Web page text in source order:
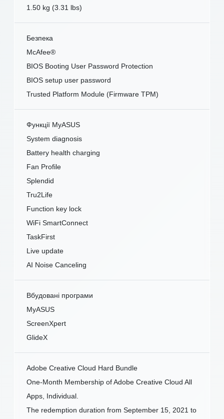
1.50 kg (3.31 lbs)
Безпека
McAfee®
BIOS Booting User Password Protection
BIOS setup user password
Trusted Platform Module (Firmware TPM)
Функції MyASUS
System diagnosis
Battery health charging
Fan Profile
Splendid
Tru2Life
Function key lock
WiFi SmartConnect
TaskFirst
Live update
AI Noise Canceling
Вбудовані програми
MyASUS
ScreenXpert
GlideX
Adobe Creative Cloud Hard Bundle
One-Month Membership of Adobe Creative Cloud All
Apps, Individual.
The redemption duration from September 15, 2021 to